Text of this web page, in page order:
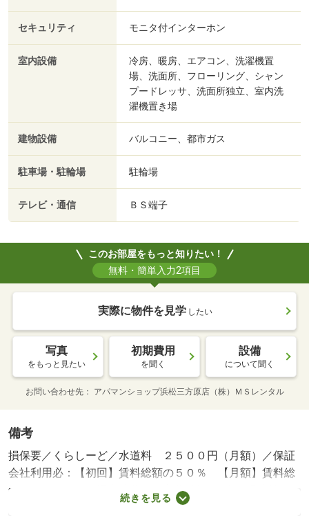
セキュリティ モニタ付インターホン
室内設備
冷房、暖房、エアコン、洗濯機置
場、洗面所、フローリング、シャン
プードレッサ、洗面所独立、室内洗
濯機置き場
建物設備 バルコニー、都市ガス
駐車場・駐輪場 駐輪場
テレビ・通信 ＢＳ端子
このお部屋をもっと知りたい！
無料・簡単入力2項目
実際に物件を見学 したい
写真
をもっと見たい
初期費用
を聞く
設備
について聞く
お問い合わせ先 アパマンショップ浜松三方原店（株）ＭＳレンタル
備考
損保要／くらしーど／水道料 ２５００円（月額）／保証
会社利用必：【初回】賃料総額の５０％ 【月額】賃料総
額の１．５％／［退去時費用 実費精算※故意・過失等別
途実費］ 保証会社：ライフ／バストイレ別／バルコニー
続きを見る